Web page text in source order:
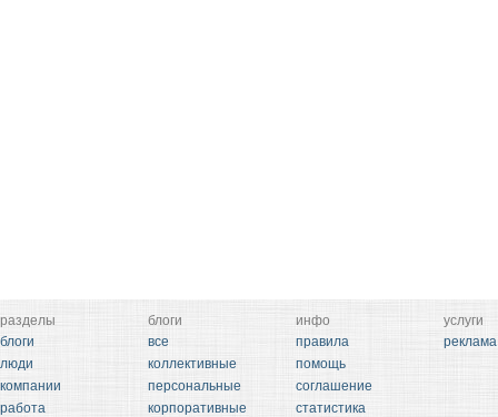
разделы
блоги
люди
компании
работа
блоги
все
коллективные
персональные
корпоративные
инфо
правила
помощь
соглашение
статистика
услуги
реклама